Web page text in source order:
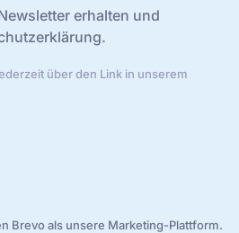
erhalten und
über den Link in unserem
Brevo als unsere Marketing-Plattform.